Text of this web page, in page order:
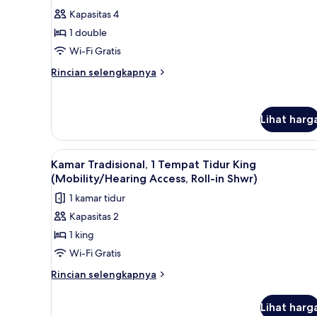
untuk
Studio
Suite,
kamar
ulasan)
Kapasitas 4
1 double
Wi-Fi Gratis
Rincian selengkapnya
Rincian
Suite,
kamar
tidur
Lihat
Lihat
semua
foto
untuk
Kamar
Tradisional,
1
Tempat
Seprai premium, brankas,
5
Kamar Tradisional, 1 Tempat Tidur King
(Mobility/Hearing Access, Roll-in Shwr)
1 kamar tidur
Kapasitas 2
1 king
Wi-Fi Gratis
Rincian selengkapnya
Rincian
Lihat